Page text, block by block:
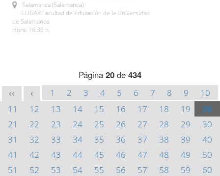
Salamanca (Salamanca)
LUGAR Facultad de Educación de la Universidad
de Salamanca
Hora: 16:30 h.
Página 20 de 434
<< < 1 2 3 4 5 6 7 8 9
10
11
12 13 14 15 16 17 18 19
20
21
22 23 24 25 26 27 28 29
30
31
32 33 34 35 36 37 38 39
40
41
42 43 44 45 46 47 48 49
50
51
52 53 54 55 56 57 58 59
60